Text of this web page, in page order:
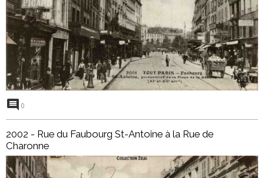
0
2002 - Rue du Faubourg St-Antoine à la Rue de
Charonne